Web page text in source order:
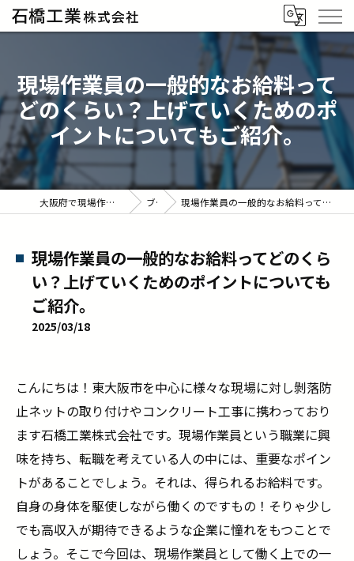
現場作業員の一般的なお給料って
どのくらい？上げていくためのポ
イントについてもご紹介。
大阪府で現場作業員の求人なら石橋工業株式会社 ブログ 現場作業員の一般的なお給料ってどのくらい？上げていくためのポイントについてもご紹介。
現場作業員の一般的なお給料ってどのくら
い？上げていくためのポイントについても
ご紹介。
2025/03/18
こんにちは！東大阪市を中心に様々な現場に対し剝落防
止ネットの取り付けやコンクリート工事に携わっており
ます石橋工業株式会社です。現場作業員という職業に興
味を持ち、転職を考えている人の中には、重要なポイン
トがあることでしょう。それは、得られるお給料です。
自身の身体を駆使しながら働くのですもの！そりゃ少し
でも高収入が期待できるような企業に憧れをもつことで
しょう。そこで今回は、現場作業員として働く上での一